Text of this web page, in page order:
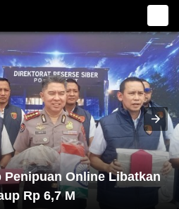
Penipuan Online Libatkan
Rp 6,7 M